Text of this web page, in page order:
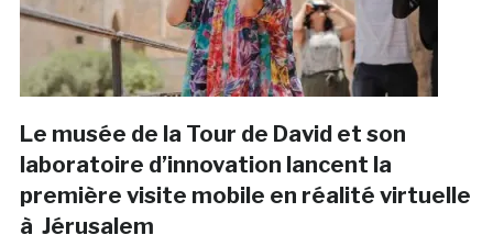
Le musée de la Tour de David et son
laboratoire d’innovation lancent la
première visite mobile en réalité virtuelle
à Jérusalem